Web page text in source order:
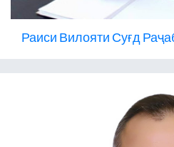
Раиси Вилояти Суғд